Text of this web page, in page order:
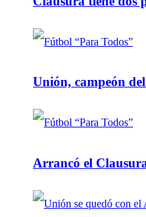
Unión, campeón
Arrancó el